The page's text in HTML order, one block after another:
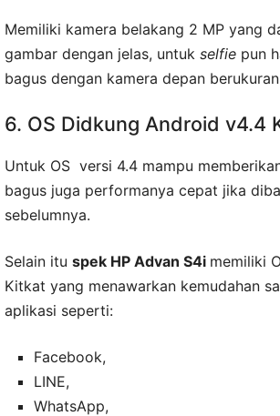
Memiliki kamera belakang 2 MP yang
gambar dengan jelas, untuk selfie pun
bagus dengan kamera depan berukuran
6. OS Didkung Android v4.4
Untuk OS versi 4.4 mampu
bagus juga performanya cepat jika
sebelumnya.
Selain itu spek HP Advan S4i memiliki
Kitkat yang menawarkan kemudahan
aplikasi seperti:
Facebook,
LINE,
WhatsApp,